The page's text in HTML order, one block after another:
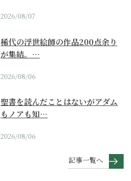
2026/08/07
稀代の浮世絵師の作品200点余り
が集結。…
2026/08/06
聖書を読んだことはないがアダム
もノアも知…
2026/08/06
記事一覧へ